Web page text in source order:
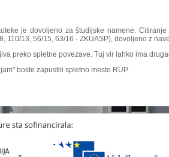
je dovoljeno za študijske namene.
110/13, 56/15, 63/16 - ZKUASP), dovoljeno z
preko spletne povezave. Tuj vir lahko ima
boste zapustili spletno mesto RUP.